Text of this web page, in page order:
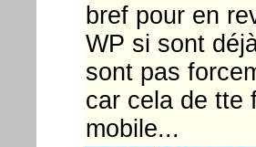
bref pour en
WP si sont
sont pas
car cela de tte
mobile...